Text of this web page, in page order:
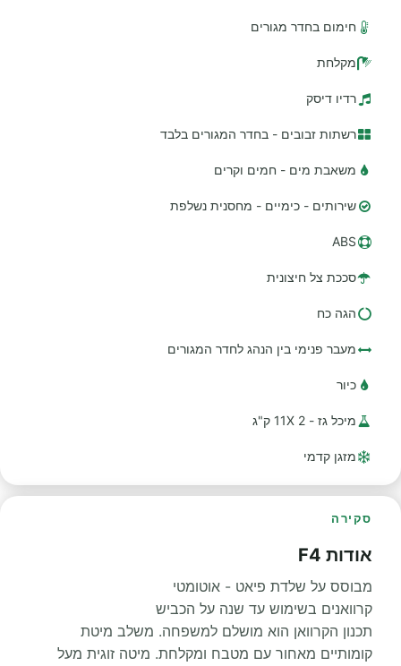
חימום בחדר מגורים
מקלחת
רדיו דיסק
רשתות זבובים - בחדר המגורים בלבד
משאבת מים - חמים וקרים
שירותים - כימיים - מחסנית נשלפת
ABS
סככת צל חיצונית
הגה כח
מעבר פנימי בין הנהג לחדר המגורים
כיור
מיכל גז - 2 11X ק"ג
מזגן קדמי
סקירה
אודות F4
מבוסס על שלדת פיאט - אוטומטי
קרוואנים בשימוש עד שנה על הכביש
תכנון הקרוואן הוא מושלם למשפחה. משלב מיטת
קומותיים מאחור עם מטבח ומקלחת. מיטה זוגית מעל